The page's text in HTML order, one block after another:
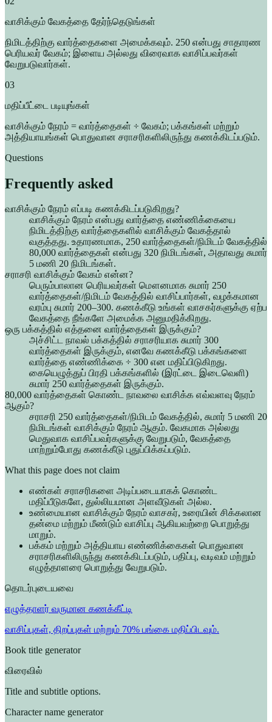
வாசிக்கும் வேகத்தை தேர்ந்தெடுங்கள்
நிமிடத்திற்கு வார்த்தைகளை அமைக்கவும். 250 என்பது சாதாரண
பெரியவர் வேகம்; இளைய அல்லது விரைவாக வாசிப்பவர்கள்
வேறுபடுவார்கள்.
03
மதிப்பீட்டை படியுங்கள்
வாசிக்கும் நேரம் = வார்த்தைகள் ÷ வேகம்; பக்கங்கள் மற்றும்
அத்தியாயங்கள் பொதுவான சராசரிகளிலிருந்து கணக்கிடப்படும்.
Questions
Frequently asked
வாசிக்கும் நேரம் எப்படி கணக்கிடப்படுகிறது?
வாசிக்கும் நேரம் என்பது வார்த்தை எண்ணிக்கையை
நிமிடத்திற்கு வார்த்தைகளில் வாசிக்கும் வேகத்தால்
வகுத்தது. உதாரணமாக, 250 வார்த்தைகள்/நிமிடம் வேகத்தில்
80,000 வார்த்தைகள் என்பது 320 நிமிடங்கள், அதாவது சுமார்
5 மணி 20 நிமிடங்கள்.
சராசரி வாசிக்கும் வேகம் என்ன?
பெரும்பாலான பெரியவர்கள் மௌனமாக சுமார் 250
வார்த்தைகள்/நிமிடம் வேகத்தில் வாசிப்பார்கள், வழக்கமான
வரம்பு சுமார் 200–300. கணக்கீடு உங்கள் வாசகர்களுக்கு ஏற்ப
வேகத்தை நீங்களே அமைக்க அனுமதிக்கிறது.
ஒரு பக்கத்தில் எத்தனை வார்த்தைகள் இருக்கும்?
அச்சிட்ட நாவல் பக்கத்தில் சராசரியாக சுமார் 300
வார்த்தைகள் இருக்கும், எனவே கணக்கீடு பக்கங்களை
வார்த்தை எண்ணிக்கை ÷ 300 என மதிப்பிடுகிறது.
கையெழுத்துப் பிரதி பக்கங்களில் (இரட்டை இடைவெளி)
சுமார் 250 வார்த்தைகள் இருக்கும்.
80,000 வார்த்தைகள் கொண்ட நாவலை வாசிக்க எவ்வளவு நேரம்
ஆகும்?
சராசரி 250 வார்த்தைகள்/நிமிடம் வேகத்தில், சுமார் 5 மணி 20
நிமிடங்கள் வாசிக்கும் நேரம் ஆகும். வேகமாக அல்லது
மெதுவாக வாசிப்பவர்களுக்கு வேறுபடும், வேகத்தை
மாற்றும்போது கணக்கீடு புதுப்பிக்கப்படும்.
What this page does not claim
எண்கள் சராசரிகளை அடிப்படையாகக் கொண்ட
மதிப்பீடுகளே, துல்லியமான அளவீடுகள் அல்ல.
உண்மையான வாசிக்கும் நேரம் வாசகர், உரையின் சிக்கலான
தன்மை மற்றும் மீண்டும் வாசிப்பு ஆகியவற்றை பொறுத்து
மாறும்.
பக்கம் மற்றும் அத்தியாய எண்ணிக்கைகள் பொதுவான
சராசரிகளிலிருந்து கணக்கிடப்படும், பதிப்பு, வடிவம் மற்றும்
எழுத்தாளரை பொறுத்து வேறுபடும்.
தொடர்புடையவை
எழுத்தாளர் வருமான கணக்கீட்டி
வாசிப்புகள், திறப்புகள் மற்றும் 70% பங்கை மதிப்பிடவும்.
Book title generator
விரைவில்
Title and subtitle options.
Character name generator